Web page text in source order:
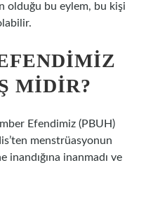
olduğu bu eylem, bu kişi
MIDIR?
Efendimiz (PBUH)
menstrüasyonun
inandığına inanmadı ve